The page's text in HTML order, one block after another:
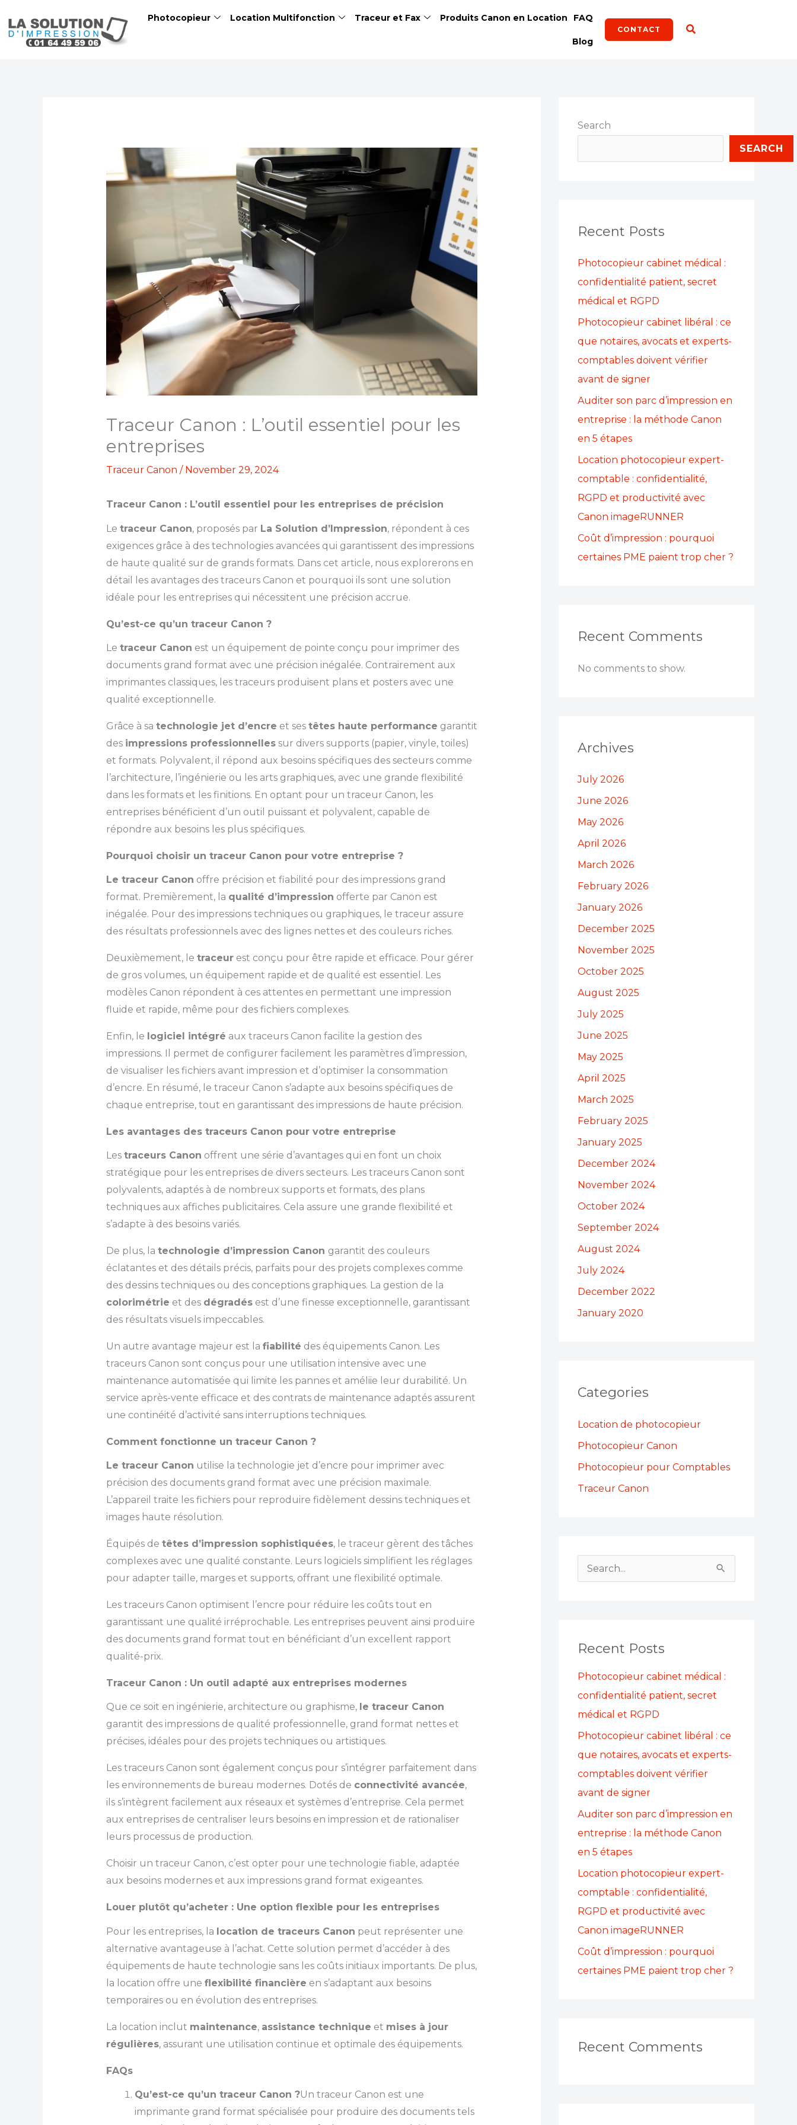
to
content
Photocopieur Location Multifonction Traceur et Fax Produits Canon en Location FAQ
Blog
CONTACT
Traceur Canon : L’outil essentiel pour les
entreprises
Traceur Canon / November 29, 2024
Traceur Canon : L’outil essentiel pour les entreprises de précision
Le traceur Canon, proposés par La Solution d’Impression, répondent à ces
exigences grâce à des technologies avancées qui garantissent des impressions
de haute qualité sur de grands formats. Dans cet article, nous explorerons en
détail les avantages des traceurs Canon et pourquoi ils sont une solution
idéale pour les entreprises qui nécessitent une précision accrue.
Qu’est-ce qu’un traceur Canon ?
Le traceur Canon est un équipement de pointe conçu pour imprimer des
documents grand format avec une précision inégalée. Contrairement aux
imprimantes classiques, les traceurs produisent plans et posters avec une
qualité exceptionnelle.
Grâce à sa technologie jet d’encre et ses têtes haute performance garantit
des impressions professionnellessur divers supports (papier, vinyle, toiles)
et formats. Polyvalent, il répond aux besoins spécifiques des secteurs comme
l’architecture, l’ingénierie ou les arts graphiques, avec une grande flexibilité
dans les formats et les finitions. En optant pour un traceur Canon, les
entreprises bénéficient d’un outil puissant et polyvalent, capable de
répondre aux besoins les plus spécifiques.
Pourquoi choisir un traceur Canon pour votre entreprise ?
Le traceur Canon offre précision et fiabilité pour des impressions grand
format. Premièrement, la qualité d’impression offerte par Canon est
inégalée. Pour des impressions techniques ou graphiques, le traceur assure
des résultats professionnels avec des lignes nettes et des couleurs riches.
Deuxièmement, le traceurest conçu pour être rapide et efficace. Pour gérer
de gros volumes, un équipement rapide et de qualité est essentiel. Les
modèles Canon répondent à ces attentes en permettant une impression
fluide et rapide, même pour des fichiers complexes.
Enfin, le logiciel intégré aux traceurs Canon facilite la gestion des
impressions. Il permet de configurer facilement les paramètres d’impression,
de visualiser les fichiers avant impression et d’optimiser la consommation
d’encre. En résumé, le traceur Canon s’adapte aux besoins spécifiques de
chaque entreprise, tout en garantissant des impressions de haute précision.
Les avantages des traceurs Canon pour votre entreprise
Les traceurs Canon offrent une série d’avantages qui en font un choix
stratégique pour les entreprises de divers secteurs. Les traceurs Canon sont
polyvalents, adaptés à de nombreux supports et formats, des plans
techniques aux affiches publicitaires. Cela assure une grande flexibilité et
s’adapte à des besoins variés.
De plus, la technologie d’impression Canon garantit des couleurs
éclatantes et des détails précis, parfaits pour des projets complexes comme
des dessins techniques ou des conceptions graphiques. La gestion de la
colorimétrie et des dégradésest d’une finesse exceptionnelle, garantissant
des résultats visuels impeccables.
Un autre avantage majeur est la fiabilité des équipements Canon. Les
traceurs Canon sont conçus pour une utilisation intensive avec une
maintenance automatisée qui limite les pannes et améliie leur durabilité. Un
service après-vente efficace et des contrats de maintenance adaptés assurent
une continéité d’activité sans interruptions techniques.
Comment fonctionne un traceur Canon ?
Le traceur Canon utilise la technologie jet d’encre pour imprimer avec
précision des documents grand format avec une précision maximale.
L’appareil traite les fichiers pour reproduire fidèlement dessins techniques et
images haute résolution.
Équipés de têtes d’impression sophistiquées, le traceur gèrent des tâches
complexes avec une qualité constante. Leurs logiciels simplifient les réglages
pour adapter taille, marges et supports, offrant une flexibilité optimale.
Les traceurs Canon optimisent l’encre pour réduire les coûts tout en
garantissant une qualité irréprochable. Les entreprises peuvent ainsi produire
des documents grand format tout en bénéficiant d’un excellent rapport
qualité-prix.
Traceur Canon : Un outil adapté aux entreprises modernes
Que ce soit en ingénierie, architecture ou graphisme, le traceur Canon
garantit des impressions de qualité professionnelle, grand format nettes et
précises, idéales pour des projets techniques ou artistiques.
Les traceurs Canon sont également conçus pour s’intégrer parfaitement dans
les environnements de bureau modernes. Dotés de connectivité avancée,
ils s’intègrent facilement aux réseaux et systèmes d’entreprise. Cela permet
aux entreprises de centraliser leurs besoins en impression et de rationaliser
leurs processus de production.
Choisir un traceur Canon, c’est opter pour une technologie fiable, adaptée
aux besoins modernes et aux impressions grand format exigeantes.
Louer plutôt qu’acheter : Une option flexible pour les entreprises
Pour les entreprises, la location de traceurs Canon peut représenter une
alternative avantageuse à l’achat. Cette solution permet d’accéder à des
équipements de haute technologie sans les coûts initiaux importants. De plus,
la location offre une flexibilité financière en s’adaptant aux besoins
temporaires ou en évolution des entreprises.
La location inclut maintenance, assistance technique et mises à jour
régulières, assurant une utilisation continue et optimale des équipements.
FAQs
Qu’est-ce qu’un traceur Canon ?Un traceur Canon est une
imprimante grand format spécialisée pour produire des documents tels
Search
SEARCH
Recent Posts
Photocopieur cabinet médical :
confidentialité patient, secret
médical et RGPD
Photocopieur cabinet libéral : ce
que notaires, avocats et experts-
comptables doivent vérifier
avant de signer
Auditer son parc d’impression en
entreprise : la méthode Canon
en 5 étapes
Location photocopieur expert-
comptable : confidentialité,
RGPD et productivité avec
Canon imageRUNNER
Coût d’impression : pourquoi
certaines PME paient trop cher ?
Recent Comments
No comments to show.
Archives
July 2026
June 2026
May 2026
April 2026
March 2026
February 2026
January 2026
December 2025
November 2025
October 2025
August 2025
July 2025
June 2025
May 2025
April 2025
March 2025
February 2025
January 2025
December 2024
November 2024
October 2024
September 2024
August 2024
July 2024
December 2022
January 2020
Categories
Location de photocopieur
Photocopieur Canon
Photocopieur pour Comptables
Traceur Canon
c
:
Recent Posts
Photocopieur cabinet médical :
confidentialité patient, secret
médical et RGPD
Photocopieur cabinet libéral : ce
que notaires, avocats et experts-
comptables doivent vérifier
avant de signer
Auditer son parc d’impression en
entreprise : la méthode Canon
en 5 étapes
Location photocopieur expert-
comptable : confidentialité,
RGPD et productivité avec
Canon imageRUNNER
Coût d’impression : pourquoi
certaines PME paient trop cher ?
Recent Comments